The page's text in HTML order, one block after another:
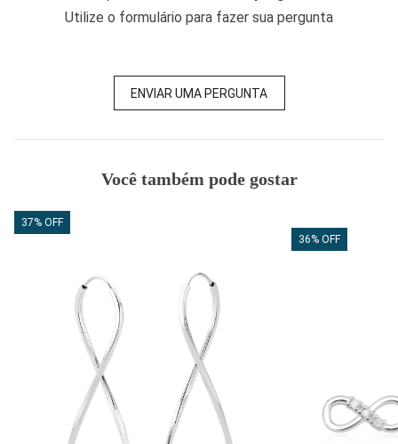
Utilize o formulário para fazer sua pergunta
ENVIAR UMA PERGUNTA
Você também pode gostar
37% OFF
36% OFF